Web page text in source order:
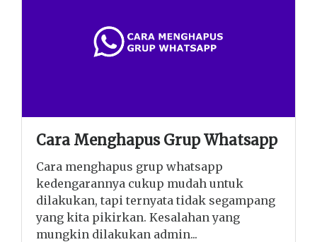
Cara Menghapus Grup Whatsapp
Cara menghapus grup whatsapp
kedengarannya cukup mudah untuk
dilakukan, tapi ternyata tidak segampang
yang kita pikirkan. Kesalahan yang
mungkin dilakukan admin...